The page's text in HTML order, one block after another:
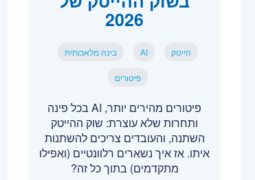
2026
הייטק AI בינה מלאכותית
פיטורים
פיטורים מהירים יותר, AI בכל פינה
ותחרות שלא עוצרת: שוק ההייטק
השתנה, והעובדים צריכים להשתנות
איתו. אז איך נשארים רלוונטיים (ואפילו
מתקדמים) בתוך כל זה?